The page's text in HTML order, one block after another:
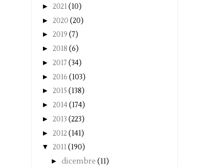
► 2021(10)
► 2020 (20)
► 2019 (7)
► 2018 (6)
► 2017 (34)
► 2016 (103)
► 2015 (138)
► 2014(174)
► 2013 (223)
► 2012(141)
▼ 2011(190)
► dicembre (11)